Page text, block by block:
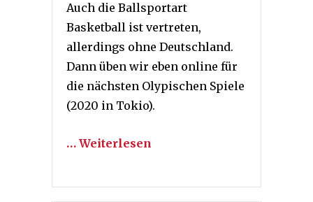
Auch die Ballsportart
Basketball ist vertreten,
allerdings ohne Deutschland.
Dann üben wir eben online für
die nächsten Olypischen Spiele
(2020 in Tokio).
… Weiterlesen